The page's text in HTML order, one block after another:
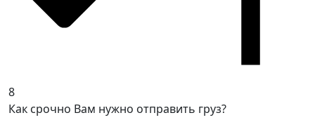
8
Как срочно Вам нужно отправить груз?